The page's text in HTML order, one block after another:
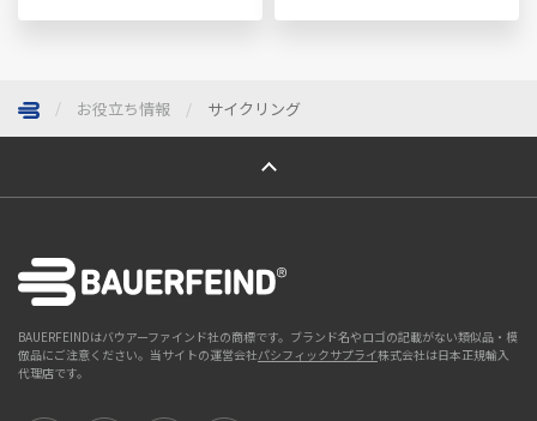
お役立ち情報 サイクリング
ページトップへ
BAUERFEINDはバウアーファインド社の商標です。ブランド名やロゴの記載がない類似品・模
倣品にご注意ください。当サイトの運営会社パシフィックサプライ株式会社は日本正規輸入
代理店です。